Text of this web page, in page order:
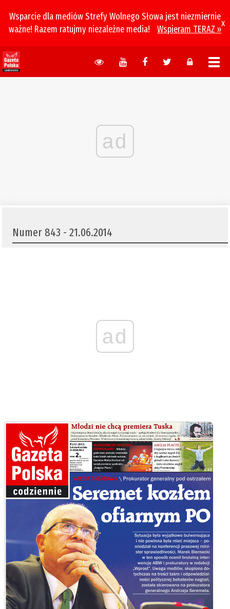
Wsparcie dla mediów Strefy Wolnego Słowa jest niezmiernie
ważne! Razem ratujmy niezależne media!
Wspieram TERAZ »
x
ad
Numer 843 - 21.06.2014
ad